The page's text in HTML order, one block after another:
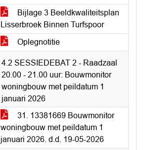
Bijlage 3 Beeldkwaliteitsplan
Lisserbroek Binnen Turfspoor
Oplegnotitie
4.2 SESSIEDEBAT 2 - Raadzaal
20.00 - 21.00 uur: Bouwmonitor
woningbouw met peildatum 1
januari 2026
31. 13381669 Bouwmonitor
woningbouw met peildatum 1
januari 2026. d.d. 19-05-2026